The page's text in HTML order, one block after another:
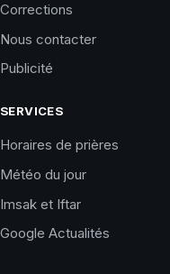
Corrections
Nous contacter
Publicité
SERVICES
Horaires de prières
Météo du jour
Imsak et Iftar
Google Actualités